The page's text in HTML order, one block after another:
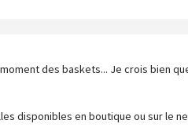
des baskets... Je crois bien
disponibles en boutique ou sur le